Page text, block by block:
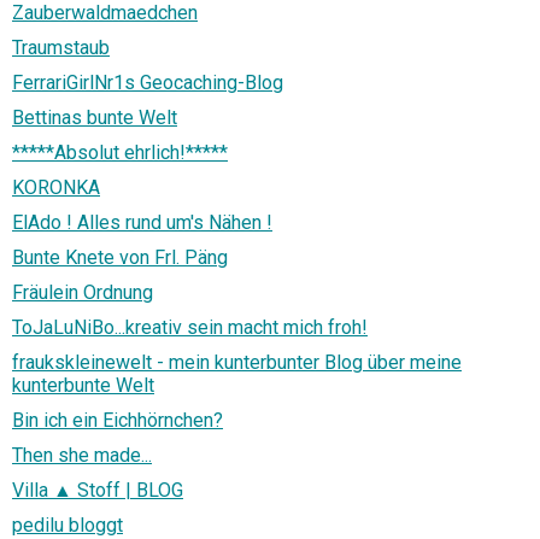
Zauberwaldmaedchen
Traumstaub
FerrariGirlNr1s Geocaching-Blog
Bettinas bunte Welt
*****Absolut ehrlich!*****
KORONKA
ElAdo ! Alles rund um's Nähen !
Bunte Knete von Frl. Päng
Fräulein Ordnung
ToJaLuNiBo...kreativ sein macht mich froh!
fraukskleinewelt - mein kunterbunter Blog über meine
kunterbunte Welt
Bin ich ein Eichhörnchen?
Then she made...
Villa ▲ Stoff | BLOG
pedilu bloggt